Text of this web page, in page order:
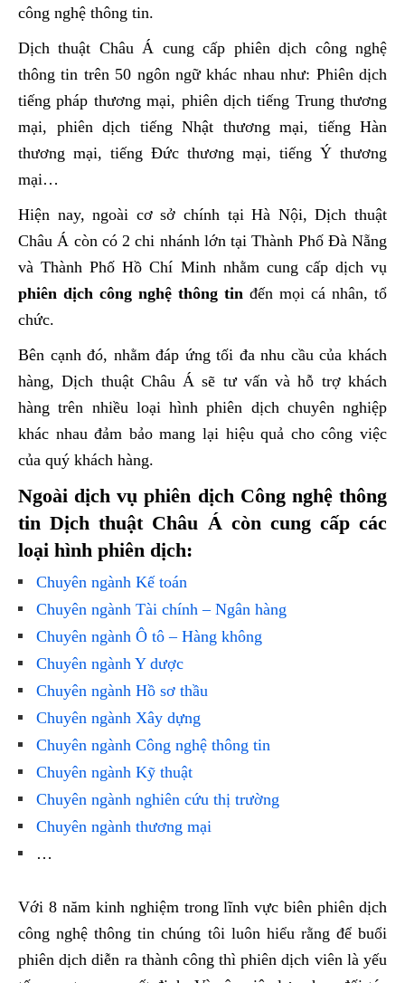
công nghệ thông tin.
Dịch thuật Châu Á cung cấp phiên dịch công nghệ
thông tin trên 50 ngôn ngữ khác nhau như: Phiên dịch
tiếng pháp thương mại, phiên dịch tiếng Trung thương
mại, phiên dịch tiếng Nhật thương mại, tiếng Hàn
thương mại, tiếng Đức thương mại, tiếng Ý thương
mại…
Hiện nay, ngoài cơ sở chính tại Hà Nội, Dịch thuật
Châu Á còn có 2 chi nhánh lớn tại Thành Phố Đà Nẵng
và Thành Phố Hồ Chí Minh nhằm cung cấp dịch vụ
phiên dịch công nghệ thông tin đến mọi cá nhân, tổ
chức.
Bên cạnh đó, nhằm đáp ứng tối đa nhu cầu của khách
hàng, Dịch thuật Châu Á sẽ tư vấn và hỗ trợ khách
hàng trên nhiều loại hình phiên dịch chuyên nghiệp
khác nhau đảm bảo mang lại hiệu quả cho công việc
của quý khách hàng.
Ngoài dịch vụ phiên dịch Công nghệ thông
tin Dịch thuật Châu Á còn cung cấp các
loại hình phiên dịch:
Chuyên ngành Kế toán
Chuyên ngành Tài chính – Ngân hàng
Chuyên ngành Ô tô – Hàng không
Chuyên ngành Y dược
Chuyên ngành Hồ sơ thầu
Chuyên ngành Xây dựng
Chuyên ngành Công nghệ thông tin
Chuyên ngành Kỹ thuật
Chuyên ngành nghiên cứu thị trường
Chuyên ngành thương mại
…
Với 8 năm kinh nghiệm trong lĩnh vực biên phiên dịch
công nghệ thông tin chúng tôi luôn hiểu rằng để buổi
phiên dịch diễn ra thành công thì phiên dịch viên là yếu